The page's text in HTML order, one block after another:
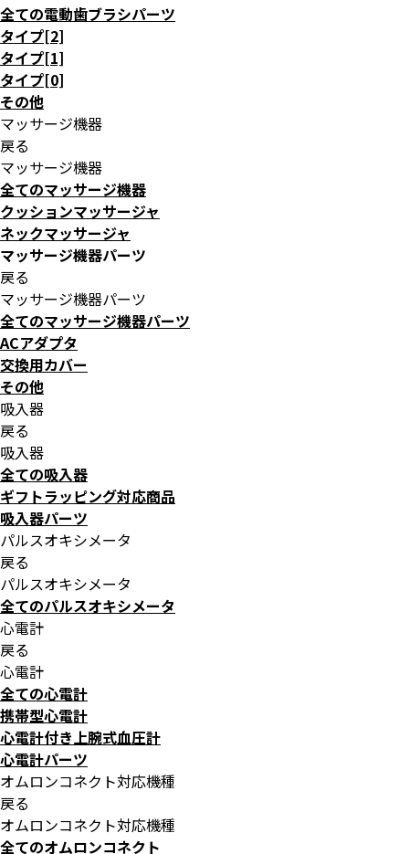
全ての電動歯ブラシパーツ
タイプ[2]
タイプ[1]
タイプ[0]
その他
マッサージ機器
戻る
マッサージ機器
全てのマッサージ機器
クッションマッサージャ
ネックマッサージャ
マッサージ機器パーツ
戻る
マッサージ機器パーツ
全てのマッサージ機器パーツ
ACアダプタ
交換用カバー
その他
吸入器
戻る
吸入器
全ての吸入器
ギフトラッピング対応商品
吸入器パーツ
パルスオキシメータ
戻る
パルスオキシメータ
全てのパルスオキシメータ
心電計
戻る
心電計
全ての心電計
携帯型心電計
心電計付き上腕式血圧計
心電計パーツ
オムロンコネクト対応機種
戻る
オムロンコネクト対応機種
全てのオムロンコネクト